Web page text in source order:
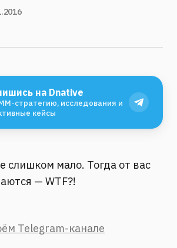
на Dnative
стратегию, исследования и
кейсы
слишком мало. Тогда от вас
— WTF?!
Telegram-канале